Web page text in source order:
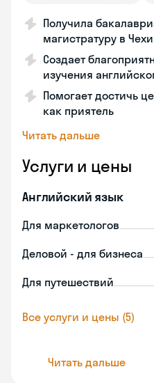
Получила
магистратуру в
Создает
изучения
Помогает достичь
как приятель
Читать дальше
Услуги и цены
Английский язык
Для маркетологов
Деловой - для бизнеса
Для путешествий
Все услуги и цены (5)
Читать дальше